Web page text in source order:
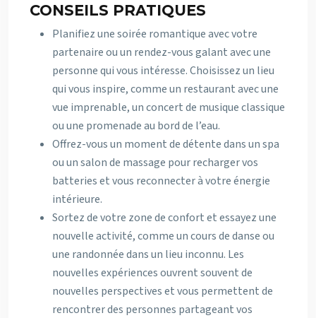
CONSEILS PRATIQUES
Planifiez une soirée romantique avec votre
partenaire ou un rendez-vous galant avec une
personne qui vous intéresse. Choisissez un lieu
qui vous inspire, comme un restaurant avec une
vue imprenable, un concert de musique classique
ou une promenade au bord de l’eau.
Offrez-vous un moment de détente dans un spa
ou un salon de massage pour recharger vos
batteries et vous reconnecter à votre énergie
intérieure.
Sortez de votre zone de confort et essayez une
nouvelle activité, comme un cours de danse ou
une randonnée dans un lieu inconnu. Les
nouvelles expériences ouvrent souvent de
nouvelles perspectives et vous permettent de
rencontrer des personnes partageant vos